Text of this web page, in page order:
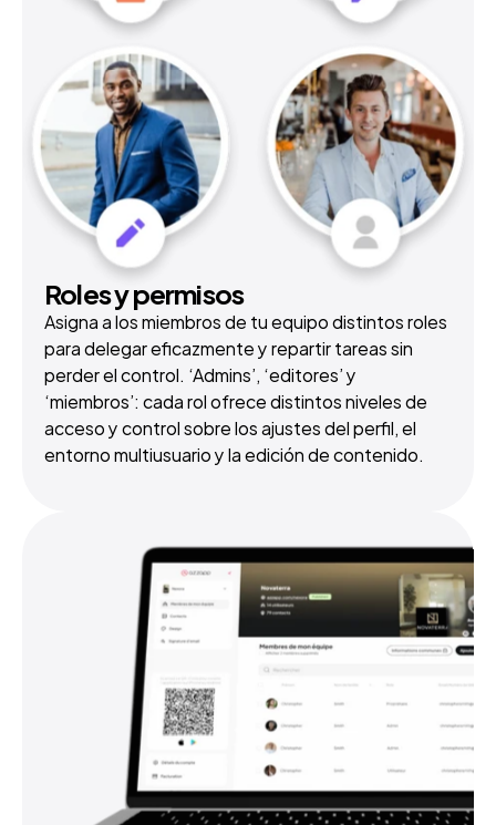
Roles y permisos
Asigna a los miembros de tu equipo distintos roles
para delegar eficazmente y repartir tareas sin
perder el control. ‘Admins’, ‘editores’ y
‘miembros’: cada rol ofrece distintos niveles de
acceso y control sobre los ajustes del perfil, el
entorno multiusuario y la edición de contenido.